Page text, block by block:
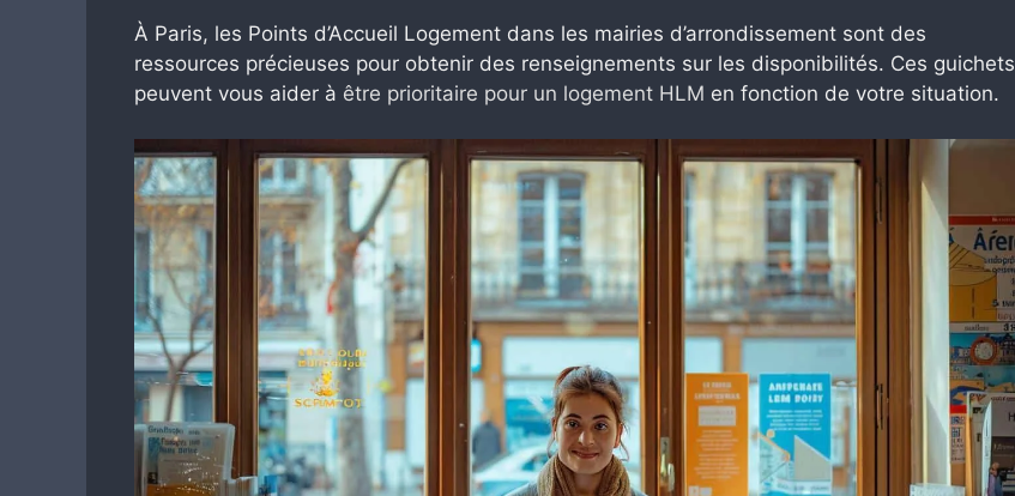
À Paris, les Points d’Accueil Logement dans les mairies d’arrondissement sont des
ressources précieuses pour obtenir des renseignements sur les disponibilités. Ces guichets
peuvent vous aider à être prioritaire pour un logement HLM en fonction de votre situation.